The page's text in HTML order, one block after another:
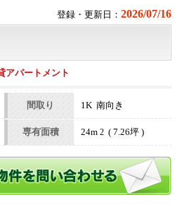
登録・更新日： 2026/07/16
アパートメント
間取り 1K 南向き
専有面積 24m 2( 7.26坪 )